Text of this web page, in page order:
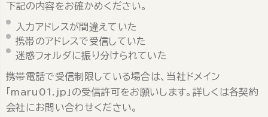
下記の内容をお確かめください。
入力アドレスが間違えていた
携帯のアドレスで受信していた
迷惑フォルダに振り分けられていた
携帯電話で受信制限している場合は、当社ドメイン
「maru01.jp」の受信許可をお願いします。詳しくは各契約
会社にお問い合わせください。